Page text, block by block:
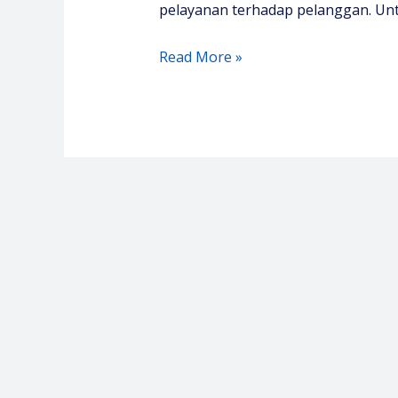
pelayanan terhadap pelanggan.
Pelatihan
Read More »